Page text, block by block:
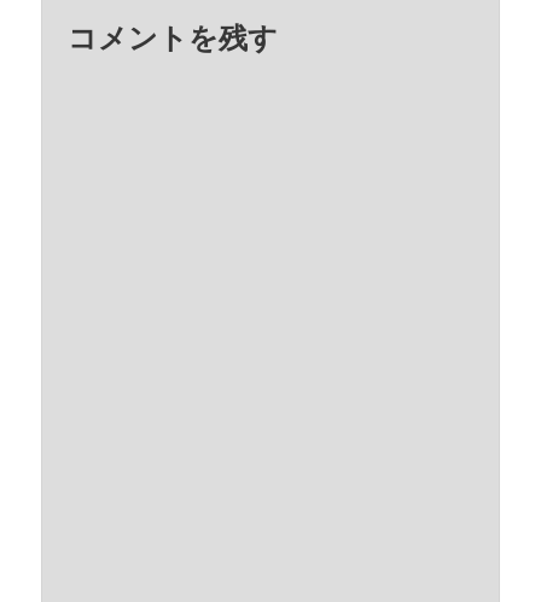
コメントを残す